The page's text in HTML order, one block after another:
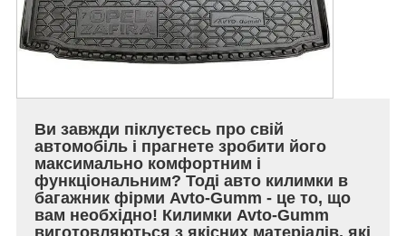
Ви завжди піклуєтесь про свій
автомобіль і прагнете зробити його
максимально комфортним і
функціональним? Тоді авто килимки в
багажник фірми Avto-Gumm - це то, що
вам необхідно! Килимки Avto-Gumm
виготовляються з якісних матеріалів, які